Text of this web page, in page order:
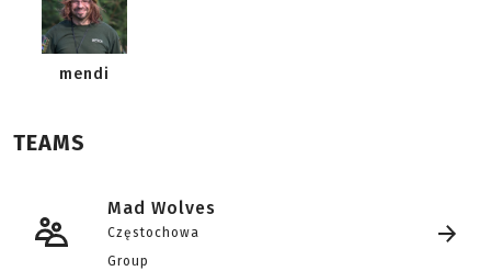
mendi
TEAMS
Mad Wolves
Częstochowa
Group